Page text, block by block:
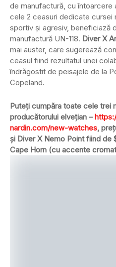
de manufactură, cu întoarcere
cele 2 ceasuri dedicate cursei
sportiv și agresiv, beneficiază
manufactură UN-118. Diver X
mai auster, care sugerează
ceasul fiind rezultatul unei
îndrăgostit de peisajele de la
Copeland.
Puteți cumpăra toate cele trei
producătorului elvețian –
nardin.com/new-watches,
și Diver X Nemo Point fiind de
Cape Horn (cu accente